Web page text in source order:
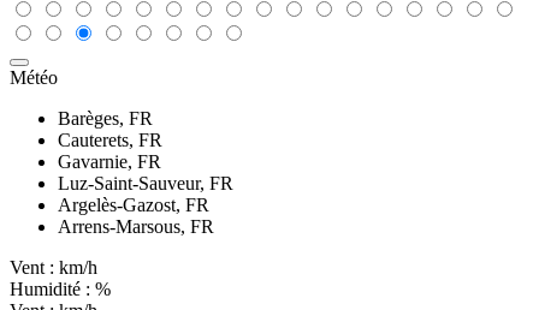
Météo
Barèges, FR
Cauterets, FR
Gavarnie, FR
Luz-Saint-Sauveur, FR
Argelès-Gazost, FR
Arrens-Marsous, FR
Vent : km/h
Humidité : %